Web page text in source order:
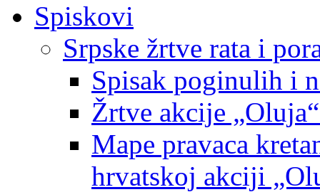
Spiskovi
Srpske žrtve rata i
Spisak poginulih i
Žrtve akcije
Mape pravaca
hrvatskoj akciji